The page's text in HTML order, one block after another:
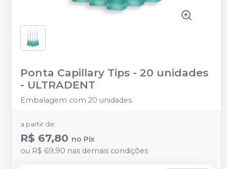
Ponta Capillary Tips - 20 unidades
- ULTRADENT
Embalagem com 20 unidades
a partir de:
R$ 67,80 no Pix
ou R$ 69,90 nas demais condições